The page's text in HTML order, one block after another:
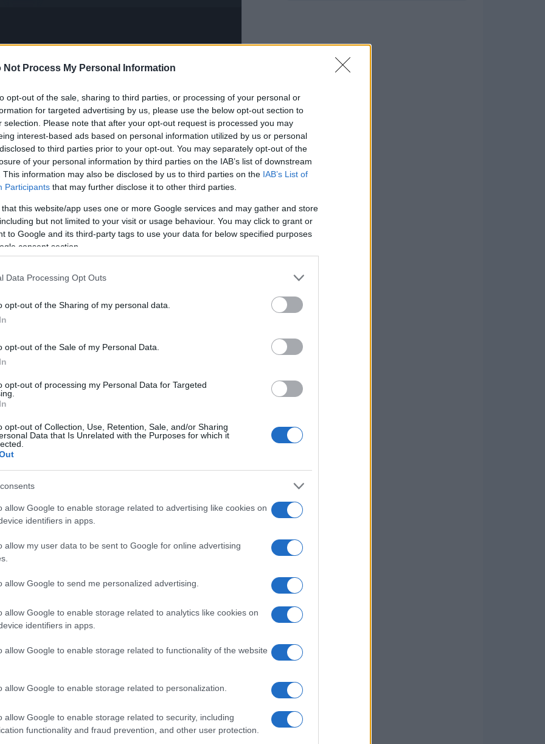
Not Process My Personal Information
opt-out of the sale, sharing to third parties, or processing of your personal or
for targeted advertising by us, please use the below opt-out section to
selection. Please note that after your opt-out request is processed you may
interest-based ads based on personal information utilized by us or personal
to third parties prior to your opt-out. You may separately opt-out of the
of your personal information by third parties on the IAB’s list of downstream
This information may also be disclosed by us to third parties on the IAB’s List of
Participants that may further disclose it to other third parties.
that this website/app uses one or more Google services and may gather and store
but not limited to your visit or usage behaviour. You may click to grant or
to Google and its third-party tags to use your data for below specified purposes
consent section.
Data Processing Opt Outs
opt-out of the Sharing of my personal data.
opt-out of the Sale of my Personal Data.
opt-out of processing my Personal Data for Targeted
opt-out of Collection, Use, Retention, Sale, and/or Sharing
Data that Is Unrelated with the Purposes for which it
allow Google to enable storage related to advertising like cookies on
identifiers in apps.
allow my user data to be sent to Google for online advertising
allow Google to send me personalized advertising.
allow Google to enable storage related to analytics like cookies on
identifiers in apps.
allow Google to enable storage related to functionality of the website
allow Google to enable storage related to personalization.
allow Google to enable storage related to security, including
functionality and fraud prevention, and other user protection.
sai come fare? Chiariamo subito che non è
anche l’arte di coltivare la terra nasconde
che se l’intenzione è quella di aprire
nostri nonni diciamo subito che siamo sulla
in Italia oggi abbiamo
quella ancorata alle tecniche del passato che
dei contadini che hanno ereditato le
vacche grasse, hanno investito poco
le aziende facendosi travolgere
dei prodottie rompendo
lunga e penalizzante per i produttori che
La specializzazione in questo caso paga e
che hanno puntato
Se si vuole aprire una azienda agricola,
occorre informarsi e formarsi apprendendo da
agricola?